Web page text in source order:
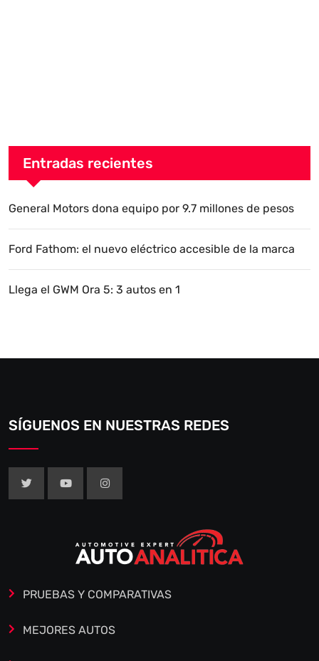
Entradas recientes
General Motors dona equipo por 9.7 millones de pesos
Ford Fathom: el nuevo eléctrico accesible de la marca
Llega el GWM Ora 5: 3 autos en 1
SÍGUENOS EN NUESTRAS REDES
PRUEBAS Y COMPARATIVAS
MEJORES AUTOS